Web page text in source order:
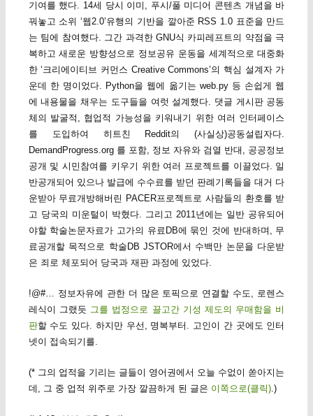
기여를 했다. 14세 당시 이미, 푸시/풀 미디어 콘텐츠 개념을 바
꿔놓고 소위 ‘웹2.0’유행의 기반을 깔아준 RSS 1.0 표준을 만드
는 팀에 참여했다. 그간 과격한 GNU식 카피레프트의 약점을 극
복하고 새로운 방향성으로 정보공유 운동을 세계적으로 대중화
한 ‘크리에이티브 커먼스 Creative Commons’의 핵심 설계자 가
운데 한 명이었다. Python을 웹에 옮기는 web.py 등 손쉽게 웹
에 내용물을 채우는 도구들을 여럿 설계했다. 댓글 게시판 공동
체의 발굴적, 협업적 가능성을 키워내기 위한 여러 인터페이스
를 도입하여 히트친 Reddit의 (사실상)공동설립자다.
DemandProgress.org 를 포함, 정보 자유와 검열 반대, 공공정보
공개 및 시민참여를 키우기 위한 여러 프로젝트를 이끌었다. 일
반공개되어 있으나 발급에 수수료를 받던 판례기록들을 대거 다
운받아 무료개방해버린 PACER프로젝트로 사람들의 환호를 받
고 당국의 미운털이 박혔다. 그리고 2011년에는 일반 공유되어
야할 학술논문자료가 고가의 유료DB에 묶인 것에 반대하며, 무
료공개할 목적으로 학술DB JSTOR에서 수백만 논문을 다운받
은 죄로 체포되어 당국과 재판 과정에 있었다.
!@#… 정보자유에 관한 더 많은 토픽으로 연결할 수도, 로렌스
레식이 그랬듯 그를 법정으로 끌고간 기성 제도의 우매함을 비
판할 수도 있다. 하지만 우선, 명복부터. 고인이 간 곳에도 인터
넷이 접속되기를.
(* 그의 업적을 기리는 글들이 영어권에서 오늘 수없이 쏟아지는
데, 그 중 업적 위주로 가장 깔끔하게 된 글은 이쪽으로(클릭).)